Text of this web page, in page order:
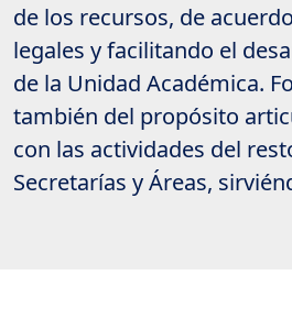
de los recursos, de
legales y facilitando el
de la Unidad Académica.
también del propósito
con las actividades del
Secretarías y Áreas,